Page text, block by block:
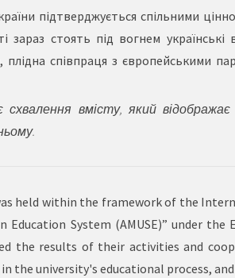
підтверджується спільними
зараз стоять під вогнем
співпраця з європейськими
схвалення вмісту, який
held within the framework of the
System (AMUSE)” under the
the results of their activities and
the university's educational process,